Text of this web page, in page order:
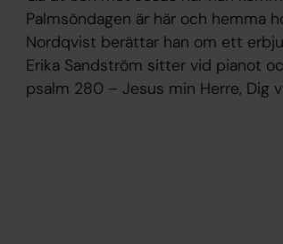
Palmsöndagen är här och hemma
Nordqvist berättar han om ett
Erika Sandström sitter vid pianot
psalm 280 – Jesus min Herre, Dig